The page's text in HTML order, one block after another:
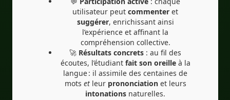
utilisateur peut commenter et
suggérer, enrichissant ainsi
l’expérience et affinant la
compréhension collective.
🚀 Résultats concrets : au fil des
écoutes, l’étudiant fait son oreilleà la
langue : il assimile des centaines de
mots etleur prononciationet leurs
intonations naturelles.